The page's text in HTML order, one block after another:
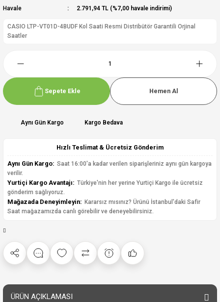
Havale
2.791,94 TL (%7,00 havale indirimi)
CASIO LTP-VT01D-4BUDF Kol Saati Resmi Distribütör Garantili Orjinal
Saatler
Sepete Ekle Hemen Al
Aynı Gün Kargo Kargo Bedava
Hızlı Teslimat & Ücretsiz Gönderim
Aynı Gün Kargo: Saat 16:00'a kadar verilen siparişleriniz aynı gün kargoya
verilir.
Yurtiçi Kargo Avantajı: Türkiye'nin her yerine Yurtiçi Kargo ile ücretsiz
gönderim sağlıyoruz.
Mağazada Deneyimleyin: Kararsız mısınız? Ürünü İstanbul'daki Safir
Saat mağazamızda canlı görebilir ve deneyebilirsiniz.
ÜRÜN AÇIKLAMASI